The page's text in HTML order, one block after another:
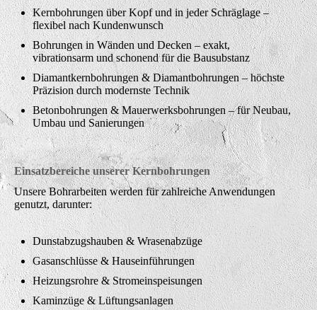
Kernbohrungen über Kopf und in jeder Schräglage –
flexibel nach Kundenwunsch
Bohrungen in Wänden und Decken – exakt,
vibrationsarm und schonend für die Bausubstanz
Diamantkernbohrungen & Diamantbohrungen – höchste
Präzision durch modernste Technik
Betonbohrungen & Mauerwerksbohrungen – für Neubau,
Umbau und Sanierungen
Einsatzbereiche unserer Kernbohrungen
Unsere Bohrarbeiten werden für zahlreiche Anwendungen
genutzt, darunter:
Dunstabzugshauben & Wrasenabzüge
Gasanschlüsse & Hauseinführungen
Heizungsrohre & Stromeinspeisungen
Kaminzüge & Lüftungsanlagen